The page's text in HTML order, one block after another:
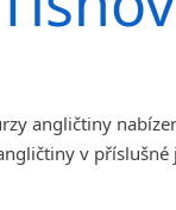
angličtiny
v